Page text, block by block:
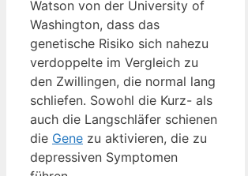
Watson von der University of
Washington, dass das
genetische Risiko sich nahezu
verdoppelte im Vergleich zu
den Zwillingen, die normal lang
schliefen. Sowohl die Kurz- als
auch die Langschläfer schienen
die Gene zu aktivieren, die zu
depressiven Symptomen